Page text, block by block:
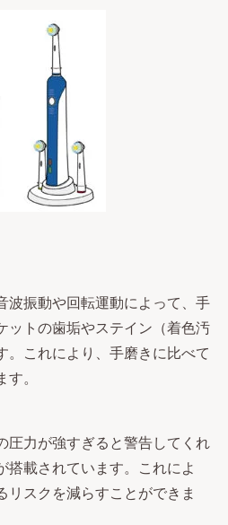
波振動や回転運動によって、手
ットの歯垢やステイン（着色汚
。これにより、手磨きに比べて
。
圧力が強すぎると警告してくれ
搭載されています。これによ
リスクを減らすことができま